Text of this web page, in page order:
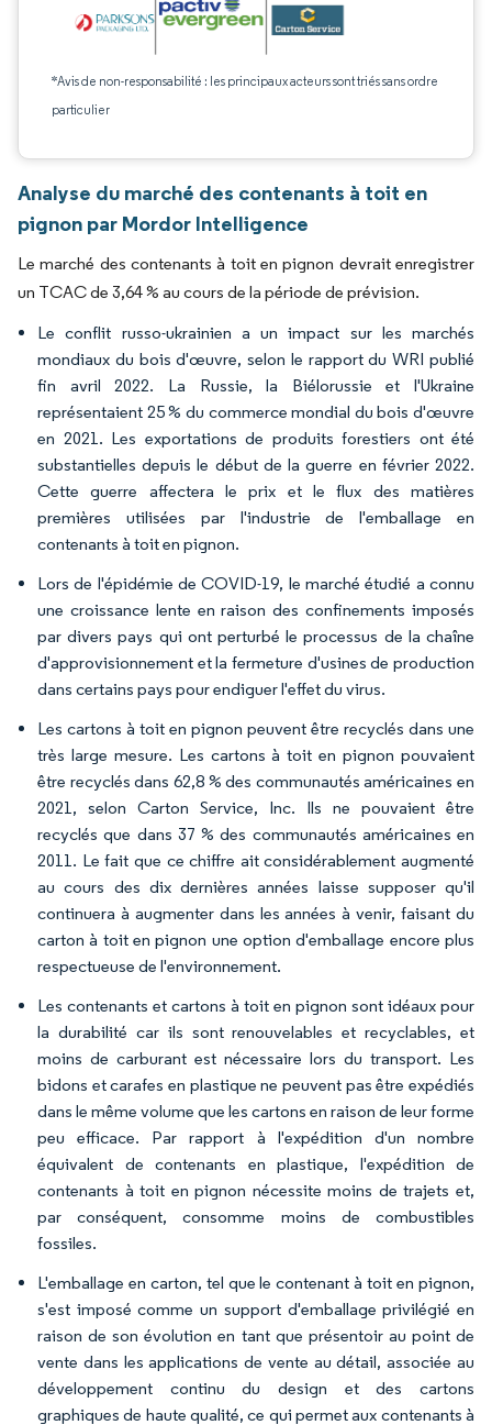
*Avis de non-responsabilité : les principaux acteurs sont triés sans ordre
particulier
Analyse du marché des contenants à toit en
pignon par Mordor Intelligence
Le marché des contenants à toit en pignon devrait enregistrer
un TCAC de 3,64 % au cours de la période de prévision.
Le conflit russo-ukrainien a un impact sur les marchés
mondiaux du bois d'œuvre, selon le rapport du WRI publié
fin avril 2022. La Russie, la Biélorussie et l'Ukraine
représentaient 25 % du commerce mondial du bois d'œuvre
en 2021. Les exportations de produits forestiers ont été
substantielles depuis le début de la guerre en février 2022.
Cette guerre affectera le prix et le flux des matières
premières utilisées par l'industrie de l'emballage en
contenants à toit en pignon.
Lors de l'épidémie de COVID-19, le marché étudié a connu
une croissance lente en raison des confinements imposés
par divers pays qui ont perturbé le processus de la chaîne
d'approvisionnement et la fermeture d'usines de production
dans certains pays pour endiguer l'effet du virus.
Les cartons à toit en pignon peuvent être recyclés dans une
très large mesure. Les cartons à toit en pignon pouvaient
être recyclés dans 62,8 % des communautés américaines en
2021, selon Carton Service, Inc. Ils ne pouvaient être
recyclés que dans 37 % des communautés américaines en
2011. Le fait que ce chiffre ait considérablement augmenté
au cours des dix dernières années laisse supposer qu'il
continuera à augmenter dans les années à venir, faisant du
carton à toit en pignon une option d'emballage encore plus
respectueuse de l'environnement.
Les contenants et cartons à toit en pignon sont idéaux pour
la durabilité car ils sont renouvelables et recyclables, et
moins de carburant est nécessaire lors du transport. Les
bidons et carafes en plastique ne peuvent pas être expédiés
dans le même volume que les cartons en raison de leur forme
peu efficace. Par rapport à l'expédition d'un nombre
équivalent de contenants en plastique, l'expédition de
contenants à toit en pignon nécessite moins de trajets et,
par conséquent, consomme moins de combustibles
fossiles.
L'emballage en carton, tel que le contenant à toit en pignon,
s'est imposé comme un support d'emballage privilégié en
raison de son évolution en tant que présentoir au point de
vente dans les applications de vente au détail, associée au
développement continu du design et des cartons
graphiques de haute qualité, ce qui permet aux contenants à